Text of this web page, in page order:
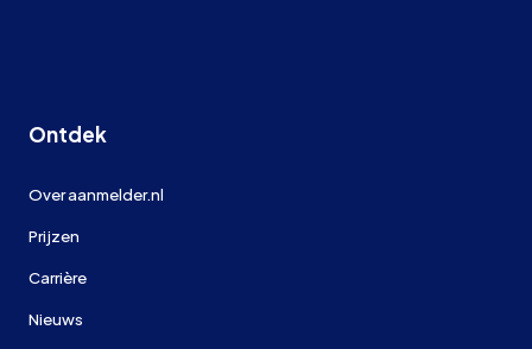
Ontdek
Over aanmelder.nl
Prijzen
Carrière
Nieuws